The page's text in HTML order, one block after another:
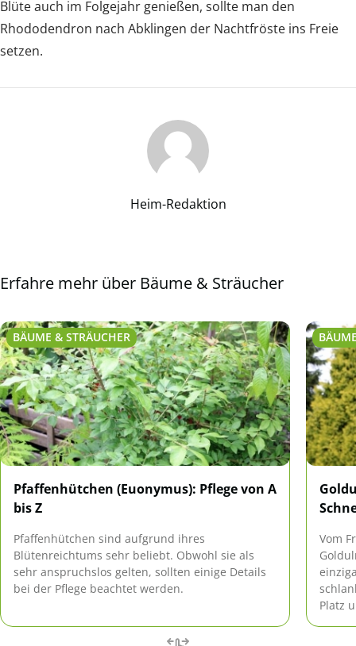
Blüte auch im Folgejahr genießen, sollte man den
Rhododendron nach Abklingen der Nachtfröste ins Freie
setzen.
Heim-Redaktion
Erfahre mehr über Bäume & Sträucher
BÄUME & STRÄUCHER
Pfaffenhütchen (Euonymus): Pflege von A
bis Z
Pfaffenhütchen sind aufgrund ihres
Blütenreichtums sehr beliebt. Obwohl sie als
sehr anspruchslos gelten, sollten einige Details
bei der Pflege beachtet werden.
Vom
Platz